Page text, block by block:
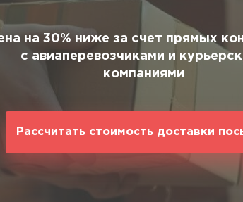
на 30% ниже за счет прямых
с авиаперевозчиками и
компаниями
Рассчитать стоимость доставки